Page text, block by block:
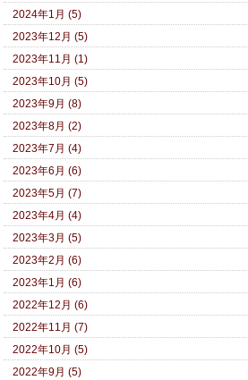
2024年1月 (5)
2023年12月 (5)
2023年11月 (1)
2023年10月 (5)
2023年9月 (8)
2023年8月 (2)
2023年7月 (4)
2023年6月 (6)
2023年5月 (7)
2023年4月 (4)
2023年3月 (5)
2023年2月 (6)
2023年1月 (6)
2022年12月 (6)
2022年11月 (7)
2022年10月 (5)
2022年9月 (5)